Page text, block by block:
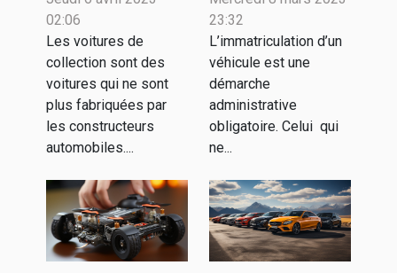
voiture de
collection ?
02:06
Les voitures de
collection sont des
voitures qui ne sont
plus fabriquées par
les constructeurs
automobiles....
immatriculer
un véhicule
allemand en
France ?
23:32
L’immatriculation d’un
véhicule est une
démarche
administrative
obligatoire. Celui qui
ne...